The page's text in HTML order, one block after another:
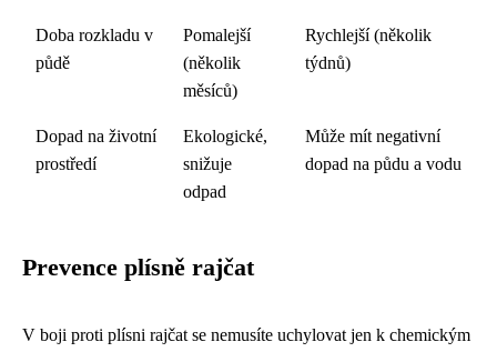
Doba rozkladu v
půdě
Pomalejší
(několik
měsíců)
Rychlejší (několik
týdnů)
Dopad na životní
prostředí
Ekologické,
snižuje
odpad
Může mít negativní
dopad na půdu a vodu
Prevence plísně rajčat
V boji proti plísni rajčat se nemusíte uchylovat jen k chemickým